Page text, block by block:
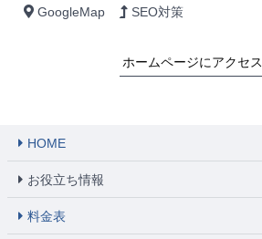
GoogleMap
SEO対策
ホームページにアクセス
HOME
お役立ち情報
料金表